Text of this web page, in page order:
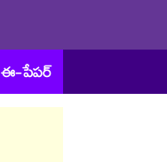
ఈ-పేపర్